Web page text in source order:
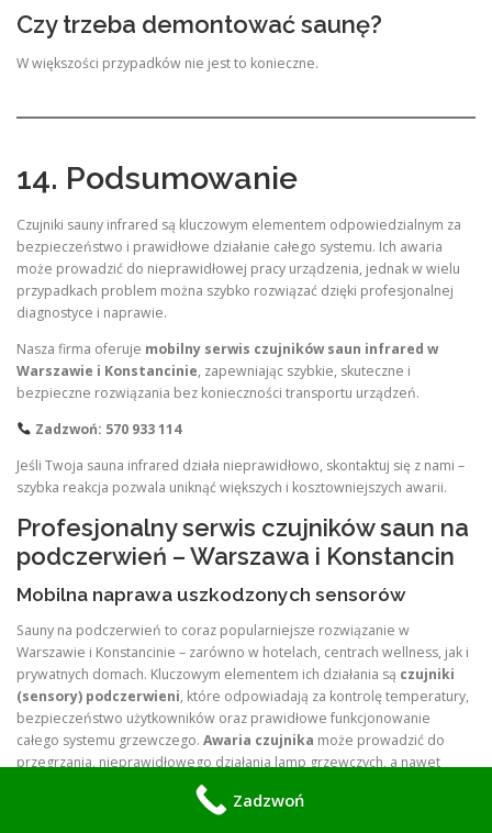
Czy trzeba demontować saunę?
W większości przypadków nie jest to konieczne.
14. Podsumowanie
Czujniki sauny infrared są kluczowym elementem odpowiedzialnym za
bezpieczeństwo i prawidłowe działanie całego systemu. Ich awaria
może prowadzić do nieprawidłowej pracy urządzenia, jednak w wielu
przypadkach problem można szybko rozwiązać dzięki profesjonalnej
diagnostyce i naprawie.
Nasza firma oferuje mobilny serwis czujników saun infrared w
Warszawie i Konstancinie, zapewniając szybkie, skuteczne i
bezpieczne rozwiązania bez konieczności transportu urządzeń.
Zadzwoń: 570 933 114
Jeśli Twoja sauna infrared działa nieprawidłowo, skontaktuj się z nami –
szybka reakcja pozwala uniknąć większych i kosztowniejszych awarii.
Profesjonalny serwis czujników saun na
podczerwień – Warszawa i Konstancin
Mobilna naprawa uszkodzonych sensorów
Sauny na podczerwień to coraz popularniejsze rozwiązanie w
Warszawie i Konstancinie – zarówno w hotelach, centrach wellness, jak i
prywatnych domach. Kluczowym elementem ich działania są czujniki
(sensory) podczerwieni, które odpowiadają za kontrolę temperatury,
bezpieczeństwo użytkowników oraz prawidłowe funkcjonowanie
całego systemu grzewczego. Awaria czujnika może prowadzić do
przegrzania, nieprawidłowego działania lamp grzewczych, a nawet
całkowitego zatrzymania pracy sauny. Nasza firma specjalizuje się w
mobilnym serwisie i naprawie czujników saun na podczerwień w
Zadzwoń